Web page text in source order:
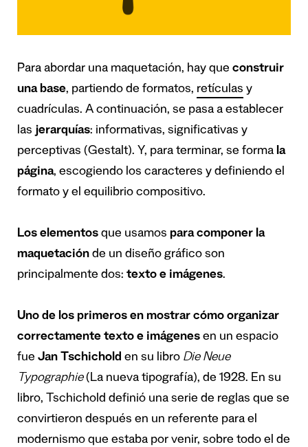
Para abordar una maquetación, hay que construir
una base, partiendo de formatos, retículas y
cuadrículas. A continuación, se pasa a establecer
lasjerarquías: informativas, significativas y
perceptivas (Gestalt). Y, para terminar, se forma la
página, escogiendo los caracteres y definiendo el
formato y el equilibrio compositivo.
Los elementos que usamos para componer la
maquetación de un diseño gráfico son
principalmente dos: texto e imágenes.
Uno de los primeros en mostrar cómo organizar
correctamente texto e imágenes en un espacio
fue Jan Tschichold en su libro Die Neue
Typographie(La nueva tipografía), de 1928. En su
libro, Tschichold definió una serie de reglas que se
convirtieron después en un referente para el
modernismo que estaba por venir, sobre todo el de